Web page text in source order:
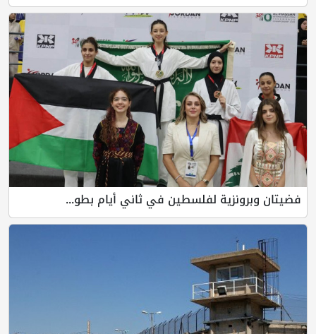
فضيتان وبرونزية لفلسطين في ثاني أيام بطو...